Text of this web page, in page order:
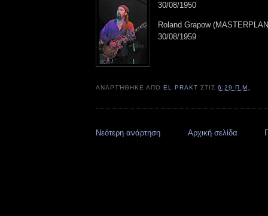
30/08/1950
Roland Grapow
30/08/1959
ΑΝΑΡΤΉΘΗΚΕ ΑΠΌEL PRAKT ΣΤΙΣ6:29 Π.Μ.
Νεότερη ανάρτηση Αρχική σελίδα